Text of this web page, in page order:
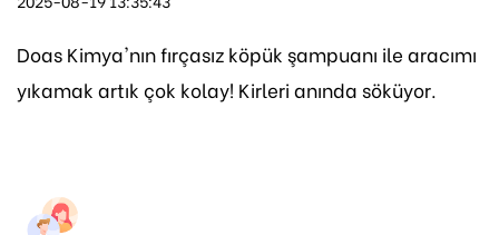
Doas Kimya'nın fırçasız köpük şampuanı ile aracımı
yıkamak artık çok kolay! Kirleri anında söküyor.